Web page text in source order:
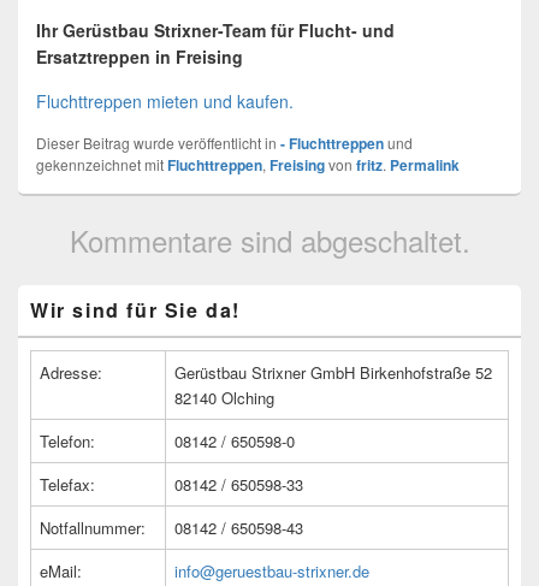
Ihr Gerüstbau Strixner-Team für Flucht- und
Ersatztreppen in Freising
Fluchttreppen mieten und kaufen.
Dieser Beitrag wurde veröffentlicht in - Fluchttreppenund
gekennzeichnet mitFluchttreppen, Freisingvon fritz. Permalink
Kommentare sind abgeschaltet.
Seitenleisten
Widget-
Wir sind für Sie da!
Adresse:
Gerüstbau Strixner GmbH Birkenhofstraße 52
82140 Olching
Telefon:
08142 / 650598-0
Telefax:
08142 / 650598-33
Notfallnummer:
08142 / 650598-43
eMail:
info@geruestbau-strixner.de